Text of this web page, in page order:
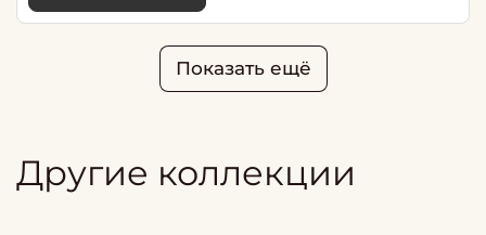
Показать ещё
Другие коллекции